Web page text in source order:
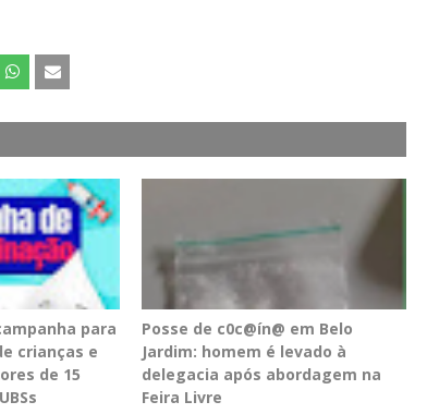
para
crianças e
de 15
Posse de c0c@ín@ em Belo
Jardim: homem é levado à
delegacia após abordagem na
Feira Livre